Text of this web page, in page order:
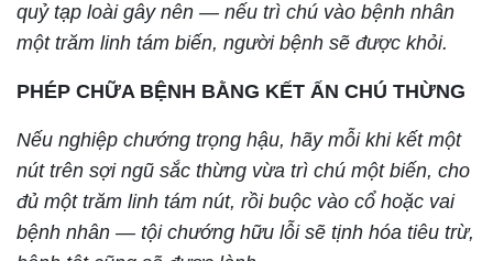
quỷ tạp loài gây nên — nếu trì chú vào bệnh nhân
một trăm linh tám biến, người bệnh sẽ được khỏi.
PHÉP CHỮA BỆNH BẰNG KẾT ẤN CHÚ THỪNG
Nếu nghiệp chướng trọng hậu, hãy mỗi khi kết một
nút trên sợi ngũ sắc thừng vừa trì chú một biến, cho
đủ một trăm linh tám nút, rồi buộc vào cổ hoặc vai
bệnh nhân — tội chướng hữu lỗi sẽ tịnh hóa tiêu trừ,